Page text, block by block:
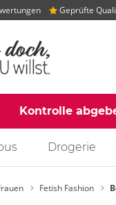
Geprüfte
Kontrolle
Drogerie
Fetish Fashion